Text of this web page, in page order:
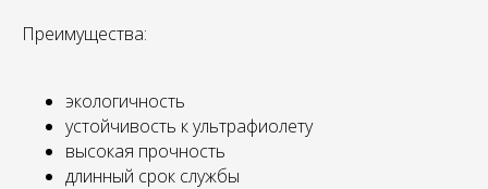
Преимущества:
экологичность
устойчивость к ультрафиолету
высокая прочность
длинный срок службы